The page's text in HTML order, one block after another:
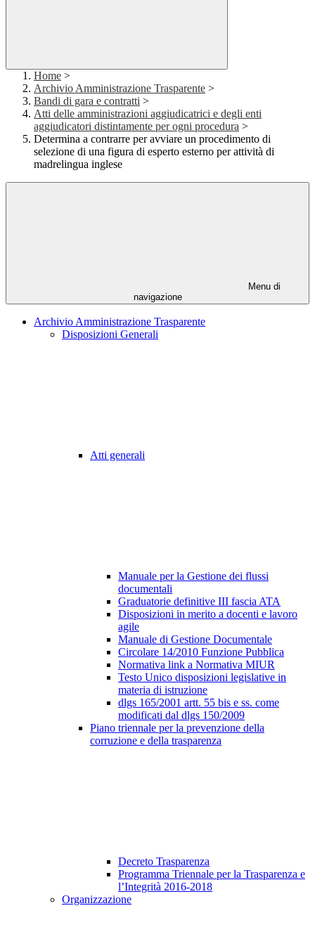
Home >
Archivio Amministrazione Trasparente >
Bandi di gara e contratti >
Atti delle amministrazioni aggiudicatrici e degli enti
aggiudicatori distintamente per ogni procedura >
Determina a contrarre per avviare un procedimento di
selezione di una figura di esperto esterno per attività di
madrelingua inglese
Menu di
navigazione
Archivio Amministrazione Trasparente
Disposizioni Generali
Atti generali
Manuale per la Gestione dei flussi
documentali
Graduatorie definitive III fascia ATA
Disposizioni in merito a docenti e lavoro
agile
Manuale di Gestione Documentale
Circolare 14/2010 Funzione Pubblica
Normativa link a Normativa MIUR
Testo Unico disposizioni legislative in
materia di istruzione
dlgs 165/2001 artt. 55 bis e ss. come
modificati dal dlgs 150/2009
Piano triennale per la prevenzione della
corruzione e della trasparenza
Decreto Trasparenza
Programma Triennale per la Trasparenza e
l’Integrità 2016-2018
Organizzazione